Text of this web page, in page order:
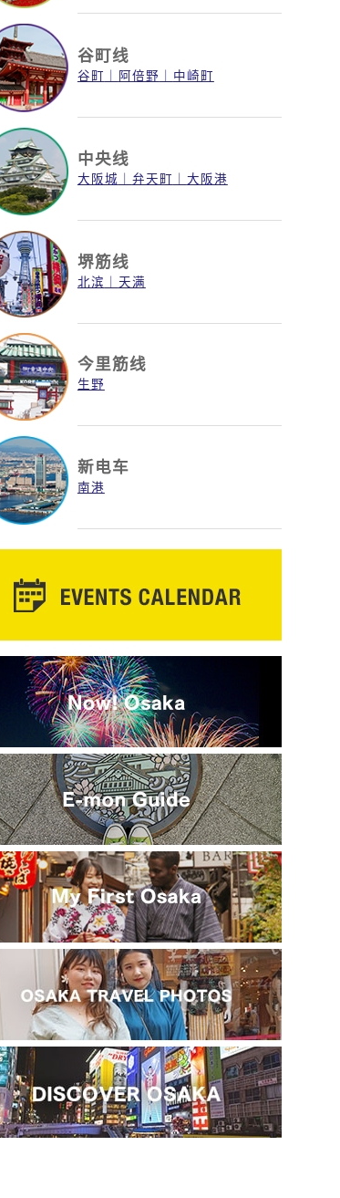
谷町线
谷町 阿倍野 中崎町
中央线
大阪城 弁天町 大阪港
堺筋线
北滨 天满
今里筋线
生野
新电车
南港